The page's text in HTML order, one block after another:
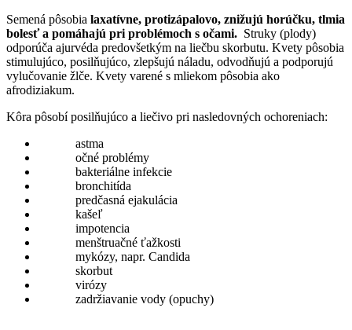
Semená pôsobia laxatívne, protizápalovo, znižujú horúčku, tlmia
bolesť a pomáhajú pri problémoch s očami. Struky (plody)
odporúča ajurvéda predovšetkým na liečbu skorbutu. Kvety pôsobia
stimulujúco, posilňujúco, zlepšujú náladu, odvodňujú a podporujú
vylučovanie žlče. Kvety varené s mliekom pôsobia ako
afrodiziakum.
Kôra pôsobí posilňujúco a liečivo pri nasledovných ochoreniach:
astma
očné problémy
bakteriálne infekcie
bronchitída
predčasná ejakulácia
kašeľ
impotencia
menštruačné ťažkosti
mykózy, napr. Candida
skorbut
virózy
zadržiavanie vody (opuchy)